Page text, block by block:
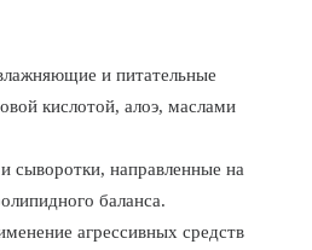
и питательные
кислотой, алоэ, маслами
сыворотки, направленные на
баланса.
агрессивных средств